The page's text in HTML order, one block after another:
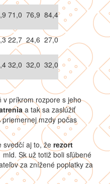
71,0 76,9 84,4
22,7 24,6 27,0
32,0 32,0 32,0
v príkrom rozpore s jeho
a tak sa zaslúžiť
mzdy počas
svedčí aj to, že rezort
Sk už totiž boli sľúbené
za znížené poplatky za